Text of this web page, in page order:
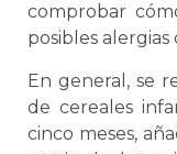
comprobar
posibles alergias
En general, se
de cereales
cinco meses,